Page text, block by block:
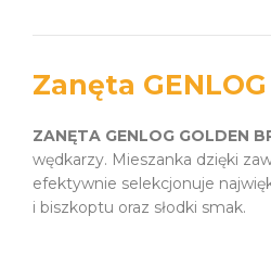
Zanęta
ZANĘTA GENLOG GOLDEN
wędkarzy. Mieszanka dzięki
efektywnie selekcjonuje
i biszkoptu oraz słodki smak.